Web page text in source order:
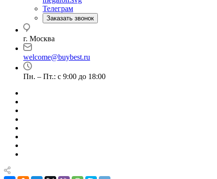
Телеграм
Заказать звонок
г. Москва
welcome@buybest.ru
Пн. – Пт.: с 9:00 до 18:00